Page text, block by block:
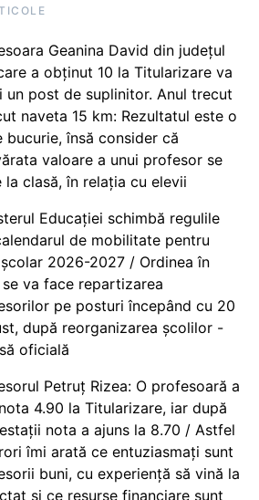
Geanina David din județul
a obținut 10 la Titularizare va
un post de suplinitor. Anul trecut
naveta 15 km: Rezultatul este o
bucurie, însă consider că
valoare a unui profesor se
la clasă, în relația cu elevii
Educației schimbă regulile
de mobilitate pentru
2026-2027 / Ordinea în
va face repartizarea
pe posturi începând cu 20
după reorganizarea școlilor -
oficială
Petruț Rizea: O profesoară a
4.90 la Titularizare, iar după
nota a ajuns la 8.70 / Astfel
îmi arată ce entuziasmați sunt
buni, cu experiență să vină la
și ce resurse financiare sunt